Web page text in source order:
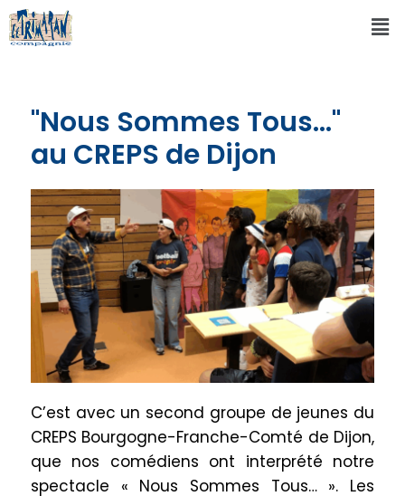
"Nous Sommes Tous..."
au CREPS de Dijon
C’est avec un second groupe de jeunes du
CREPS Bourgogne-Franche-Comté de Dijon,
que nos comédiens ont interprété notre
spectacle « Nous Sommes Tous… ». Les